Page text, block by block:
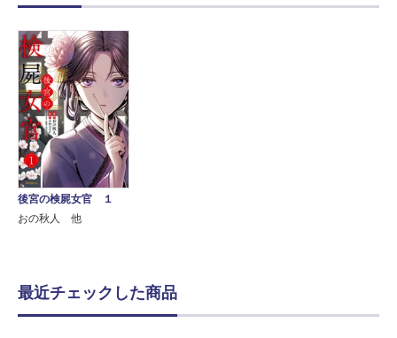
後宮の検屍女官 １
おの秋人 他
最近チェックした商品